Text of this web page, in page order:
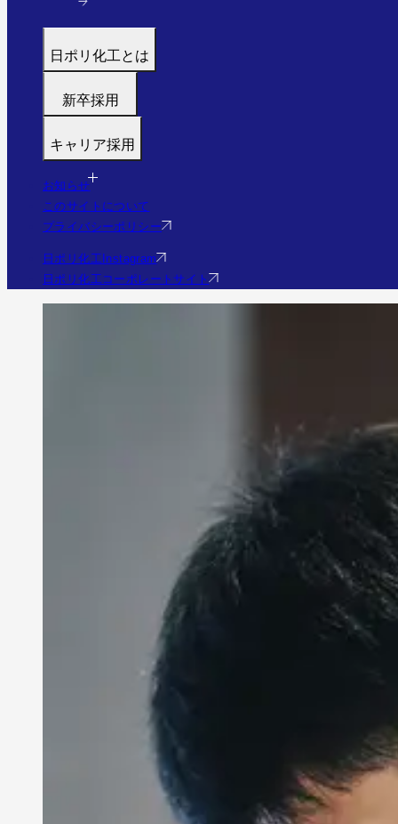
日ポリ化工とは
代表メッセージ
すぐわかる日ポリ化工
会社情報・沿革
事業・実績を見る（実績サイトへ）
新卒採用
福利厚生・研修
採用フロー
Q&A
社員の様子
エントリー
キャリア採用
募集職種
福利厚生・研修
Q&A
お知らせ
このサイトについて
プライバシーポリシー
日ポリ化工Instagram
日ポリ化工コーポレートサイト